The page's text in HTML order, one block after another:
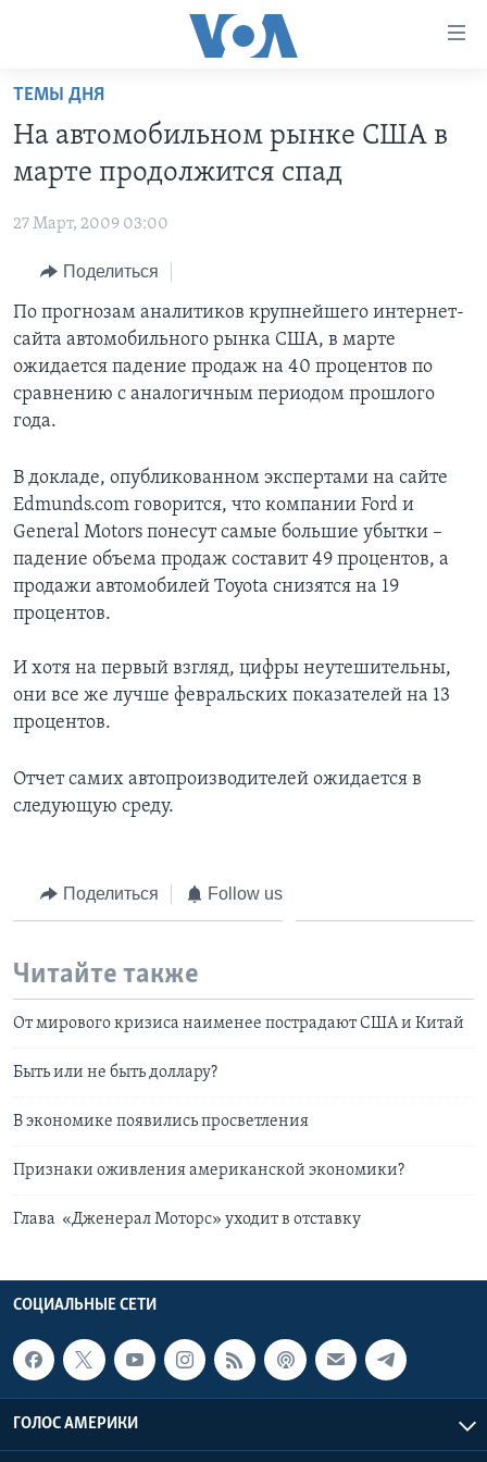
Перейти
основной
контент
Перейти
навигации
Перейти
поиск
НОВОСТИ ЗА МИНУТУ
ИТОГИ
ПОЧЕМУ ЭТО ВАЖНО?
ДЕТАЛИ
НЬЮ-ЙОРК NEW YORK
АМЕРИКА. БОЛЬШОЕ ПУТЕШЕСТВИЕ
ПРОЕКТЫ
УЧИМ АНГЛИЙСКИЙ
НАША АМЕРИКАНСКАЯ ИСТОРИЯ
А КАК В АМЕРИКЕ?
АМЕРИКАНСКИЕ ГОРОДКИ
ТЕСТЫ
ЭКСПЕРТИЗА
ИНТЕРВЬЮ
ФАКТЫ ПРОТИВ ФЕЙКОВ
ЗА СВОБОДУ ПРЕССЫ
УЧИМ АНГЛИЙСКИЙ
ВИДЕО
ПОДПИСКА НА НОВОСТИ
Learning English
СОЦИАЛЬНЫЕ СЕТИ
Языки
ТЕМЫ ДНЯ
На автомобильном рынке США в
марте продолжится спад
27 Март, 2009 03:00
Поделиться
По прогнозам аналитиков крупнейшего интернет-
сайта автомобильного рынка США, в марте
ожидается падение продаж на 40 процентов по
сравнению с аналогичным периодом прошлого
года.
В докладе, опубликованном экспертами на сайте
Edmunds.com говорится, что компании Ford и
General Motors понесут самые большие убытки –
падение объема продаж составит 49 процентов, а
продажи автомобилей Toyota снизятся на 19
процентов.
И хотя на первый взгляд, цифры неутешительны,
они все же лучше февральских показателей на 13
процентов.
Отчет самих автопроизводителей ожидается в
следующую среду.
Поделиться Follow us
Читайте также
От мирового кризиса наименее пострадают США и Китай
Быть или не быть доллару?
В экономике появились просветления
Признаки оживления американской экономики?
Глава «Дженерал Моторс» уходит в отставку
СОЦИАЛЬНЫЕ СЕТИ
ГОЛОС АМЕРИКИ